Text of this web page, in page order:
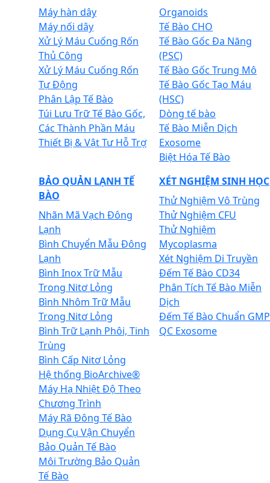
Máy hàn dây
Máy nối dây
Xử Lý Máu Cuống Rốn
Thủ Công
Xử Lý Máu Cuống Rốn
Tự Động
Phân Lập Tế Bào
Túi Lưu Trữ Tế Bào Gốc,
Các Thành Phần Máu
Thiết Bị & Vật Tư Hỗ Trợ
Organoids
Tế Bào CHO
Tế Bào Gốc Đa Năng
(PSC)
Tế Bào Gốc Trung Mô
Tế Bào Gốc Tạo Máu
(HSC)
Dòng tế bào
Tế Bào Miễn Dịch
Exosome
Biệt Hóa Tế Bào
BẢO QUẢN LẠNH TẾ
BÀO
Nhãn Mã Vạch Đông
Lạnh
Bình Chuyển Mẫu Đông
Lạnh
Bình Inox Trữ Mẫu
Trong Nitơ Lỏng
Bình Nhôm Trữ Mẫu
Trong Nitơ Lỏng
Bình Trữ Lạnh Phôi, Tinh
Trùng
Bình Cấp Nitơ Lỏng
Hệ thống BioArchive®
Máy Hạ Nhiệt Độ Theo
Chương Trình
Máy Rã Đông Tế Bào
Dụng Cụ Vận Chuyển
Bảo Quản Tế Bào
Môi Trường Bảo Quản
Tế Bào
XÉT NGHIỆM SINH HỌC
Thử Nghiệm Vô Trùng
Thử Nghiệm CFU
Thử Nghiệm
Mycoplasma
Xét Nghiệm Di Truyền
Đếm Tế Bào CD34
Phân Tích Tế Bào Miễn
Dịch
Đếm Tế Bào Chuẩn GMP
QC Exosome